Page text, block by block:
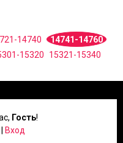
14740
14741-14760
15320 15321-15340
, Гость!
Вход